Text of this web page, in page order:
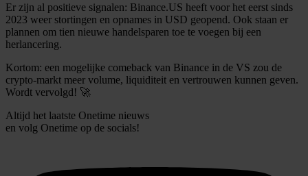
Er zijn al positieve signalen: Binance.US heeft voor het eerst sinds
2023 weer stortingen en opnames in USD geopend. Ook staan er
plannen om tien nieuwe handelsparen toe te voegen bij een
herlancering.
Kortom: een mogelijke comeback van Binance in de VS zou de
crypto-markt meer volume, liquiditeit en vertrouwen kunnen geven.
Wordt vervolgd! 🚀
Altijd het laatste Onetime nieuws
en volg Onetime op de socials!